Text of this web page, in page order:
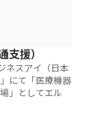
援）
ネスアイ（日本
にて「医療機器
」としてエル